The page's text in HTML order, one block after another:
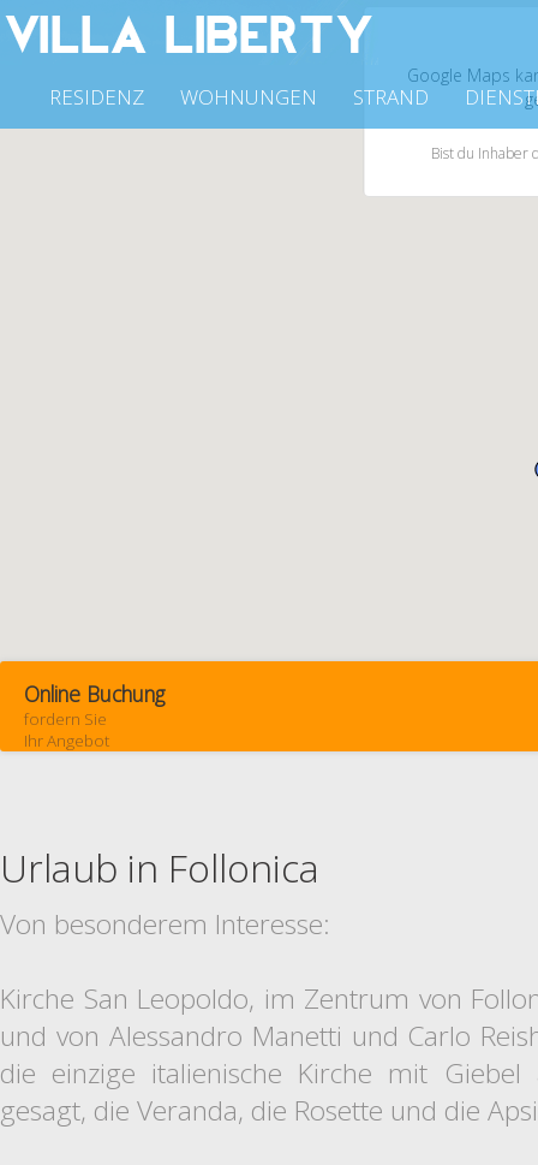
STRAND
WOHNUNGEN
RESIDENZ
Google Maps
Bist du Inhaber
Online Buchung
fordern Sie
Ihr Angebot
Urlaub in Follonica
Von besonderem Interesse:
Kirche San Leopoldo, im Zentrum von
und von Alessandro Manetti und Carlo
die einzige italienische Kirche mit Giebel
gesagt, die Veranda, die Rosette und die